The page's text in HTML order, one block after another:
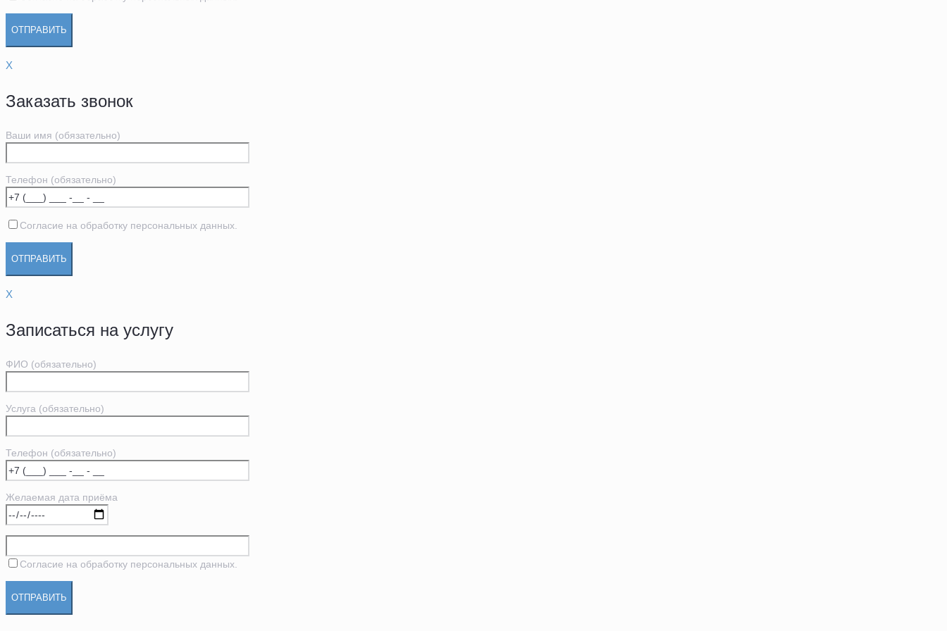
X
Заказать звонок
Ваши имя (обязательно)
Телефон (обязательно)
Согласие на обработку персональных данных.
X
Записаться на услугу
ФИО (обязательно)
Услуга (обязательно)
Телефон (обязательно)
Желаемая дата приёма
Согласие на обработку персональных данных.